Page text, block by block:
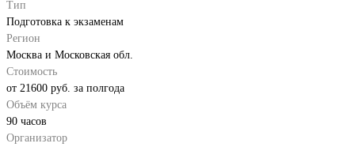
Тип
Подготовка к экзаменам
Регион
Москва и Московская обл.
Стоимость
от 21600 руб. за полгода
Объём курса
90 часов
Организатор